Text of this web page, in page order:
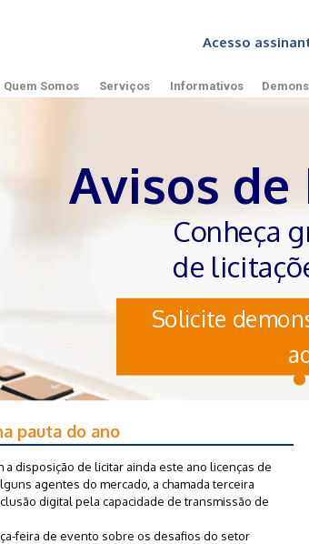
Acesso
Quem Somos Serviços Informativos
Avisos de
Conheça
de
Solicite
pauta do ano
disposição de licitar ainda este ano licenças de
agentes do mercado, a chamada terceira
digital pela capacidade de transmissão de
feira de evento sobre os desafios do setor